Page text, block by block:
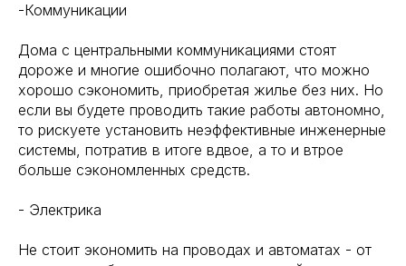
-Коммуникации
Дома с центральными коммуникациями стоят
дороже и многие ошибочно полагают, что можно
хорошо сэкономить, приобретая жилье без них. Но
если вы будете проводить такие работы автономно,
то рискуете установить неэффективные инженерные
системы, потратив в итоге вдвое, а то и втрое
больше сэкономленных средств.
- Электрика
Не стоит экономить на проводах и автоматах - от